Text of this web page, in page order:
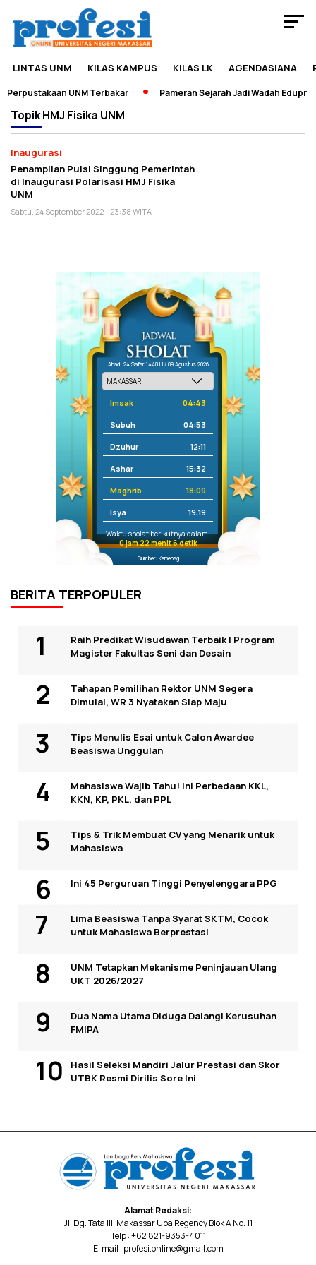
LINTAS UNM KILAS KAMPUS KILAS LK AGENDASIANA
UNM Terbakar Pameran Sejarah Jadi Wadah
TopikHMJ Fisika UNM
Inaugurasi
Penampilan Puisi Singgung Pemerintah
di Inaugurasi Polarisasi HMJ Fisika
UNM
Sabtu, 24 September 2022 - 23:38 WITA
Ahad, 24 Safar 1448 H / 09 Agustus 2026
Imsak 04:43
Subuh 04:53
Dzuhur 12:11
Ashar 15:32
Maghrib 18:09
Isya 19:19
Waktu sholat berikutnya dalam:
0 jam 22 menit 6 detik
Sumber: Kemenag
BERITA TERPOPULER
Raih Predikat Wisudawan Terbaik I Program
Magister Fakultas Seni dan Desain
Tahapan Pemilihan Rektor UNM Segera
Dimulai, WR 3 Nyatakan Siap Maju
Tips Menulis Esai untuk Calon Awardee
Beasiswa Unggulan
Mahasiswa Wajib Tahu! Ini Perbedaan KKL,
KKN, KP, PKL, dan PPL
Tips & Trik Membuat CV yang Menarik untuk
Mahasiswa
Ini 45 Perguruan Tinggi Penyelenggara PPG
Lima Beasiswa Tanpa Syarat SKTM, Cocok
untuk Mahasiswa Berprestasi
UNM Tetapkan Mekanisme Peninjauan Ulang
UKT 2026/2027
Dua Nama Utama Diduga Dalangi Kerusuhan
FMIPA
Hasil Seleksi Mandiri Jalur Prestasi dan Skor
UTBK Resmi Dirilis Sore Ini
Alamat Redaksi:
Jl. Dg. Tata III, Makassar Upa Regency Blok A No. 11
Telp : +62 821-9353-4011
E-mail : profesi.online@gmail.com